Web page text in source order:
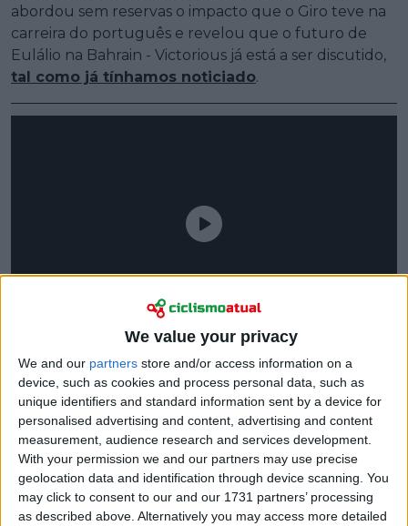
We value your privacy
We and our partners store and/or access information on a
device, such as cookies and process personal data, such as
unique identifiers and standard information sent by a device for
personalised advertising and content, advertising and content
measurement, audience research and services development.
With your permission we and our partners may use precise
geolocation data and identification through device scanning. You
may click to consent to our and our 1731 partners’ processing
as described above. Alternatively you may access more detailed
abordou sem reservas o impacto que o Giro teve na
carreira do português e revelou que o futuro de
Eulálio na Bahrain - Victorious já está a ser discutido,
tal como já tínhamos noticiado.